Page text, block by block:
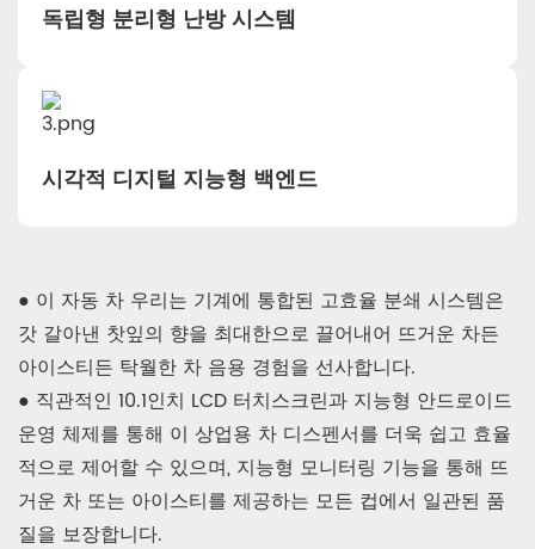
독립형 분리형 난방 시스템
시각적 디지털 지능형 백엔드
● 이 자동 차 우리는 기계에 통합된 고효율 분쇄 시스템은
갓 갈아낸 찻잎의 향을 최대한으로 끌어내어 뜨거운 차든
아이스티든 탁월한 차 음용 경험을 선사합니다.
● 직관적인 10.1인치 LCD 터치스크린과 지능형 안드로이드
운영 체제를 통해 이 상업용 차 디스펜서를 더욱 쉽고 효율
적으로 제어할 수 있으며, 지능형 모니터링 기능을 통해 뜨
거운 차 또는 아이스티를 제공하는 모든 컵에서 일관된 품
질을 보장합니다.